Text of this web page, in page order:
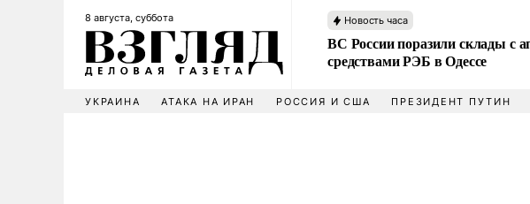
8 августа, суббота Новость часа
ВС России поразили склады с
средствами РЭБ в Одессе
УКРАИНА АТАКА НА ИРАН РОССИЯ И США ПРЕЗИДЕНТ ПУТИН